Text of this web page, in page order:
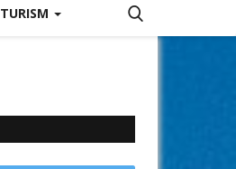
TURISM